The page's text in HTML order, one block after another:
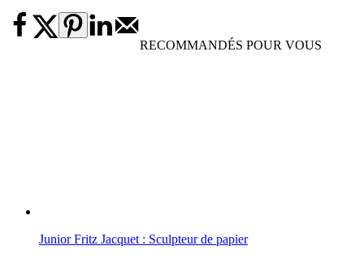
RECOMMANDÉS POUR VOUS
Junior Fritz Jacquet : Sculpteur de papier